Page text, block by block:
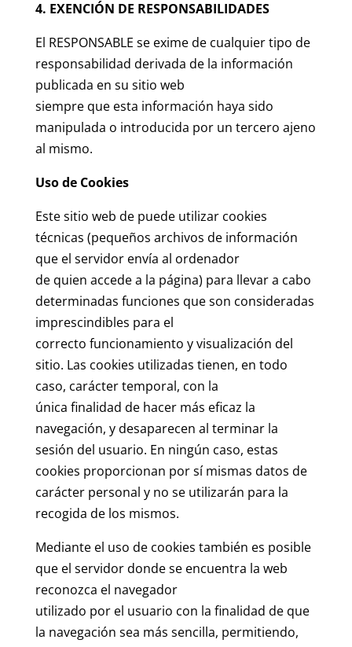
4. EXENCIÓN DE RESPONSABILIDADES
El RESPONSABLE se exime de cualquier tipo de
responsabilidad derivada de la información
publicada en su sitio web
siempre que esta información haya sido
manipulada o introducida por un tercero ajeno
al mismo.
Uso de Cookies
Este sitio web de puede utilizar cookies
técnicas (pequeños archivos de información
que el servidor envía al ordenador
de quien accede a la página) para llevar a cabo
determinadas funciones que son consideradas
imprescindibles para el
correcto funcionamiento y visualización del
sitio. Las cookies utilizadas tienen, en todo
caso, carácter temporal, con la
única finalidad de hacer más eficaz la
navegación, y desaparecen al terminar la
sesión del usuario. En ningún caso, estas
cookies proporcionan por sí mismas datos de
carácter personal y no se utilizarán para la
recogida de los mismos.
Mediante el uso de cookies también es posible
que el servidor donde se encuentra la web
reconozca el navegador
utilizado por el usuario con la finalidad de que
la navegación sea más sencilla, permitiendo,